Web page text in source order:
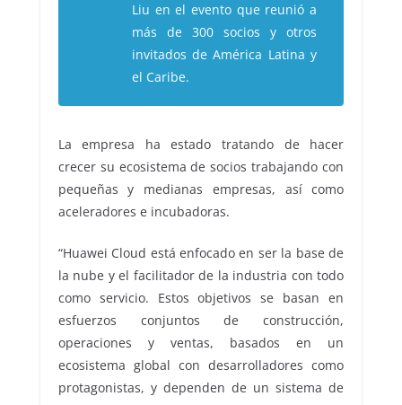
Liu en el evento que reunió a
más de 300 socios y otros
invitados de América Latina y
el Caribe.
La empresa ha estado tratando de hacer
crecer su ecosistema de socios trabajando con
pequeñas y medianas empresas, así como
aceleradores e incubadoras.
“Huawei Cloud está enfocado en ser la base de
la nube y el facilitador de la industria con todo
como servicio. Estos objetivos se basan en
esfuerzos conjuntos de construcción,
operaciones y ventas, basados en un
ecosistema global con desarrolladores como
protagonistas, y dependen de un sistema de